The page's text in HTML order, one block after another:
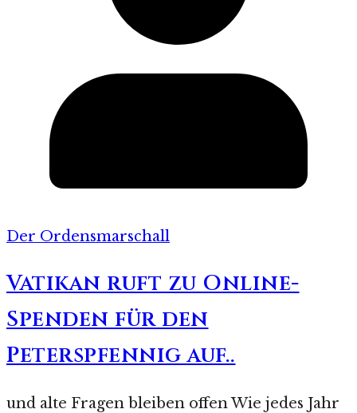
Der Ordensmarschall
Vatikan ruft zu Online-
Spenden für den
Peterspfennig auf..
und alte Fragen bleiben offen Wie jedes Jahr